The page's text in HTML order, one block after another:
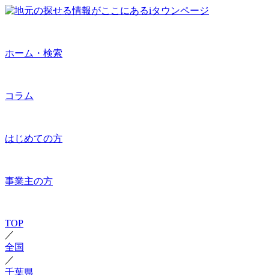
ホーム・検索
コラム
はじめての方
事業主の方
TOP
／
全国
／
千葉県